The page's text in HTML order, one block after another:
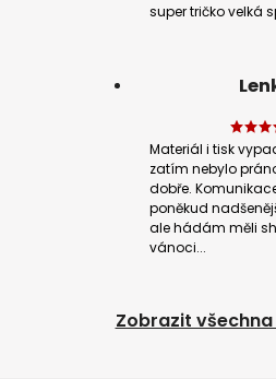
super tričko velká
Materiál i tisk
zatím nebylo
dobře.
poněkud
ale hádám měli
vánoci...
Zobrazit